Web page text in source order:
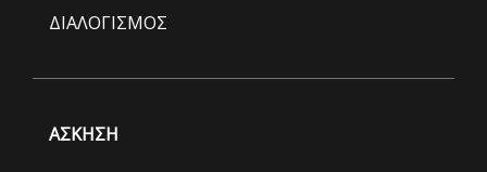
ΔΙΑΛΟΓΙΣΜΟΣ
ΑΣΚΗΣΗ